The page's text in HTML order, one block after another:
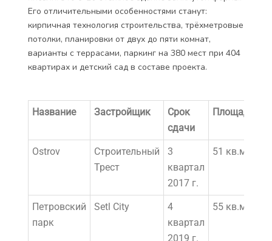
проект премиум-класса. Что архитекторы брали за
основу каноны скандинавского дизайна и северного
модерна. Что дольщиков хотят удивить
французскими балконами, большими окнами,
террасами и удобными планировками. Сейчас жильё
. Мы про него
писали
. Это 9-10-этажное здание замкнутой формы.
Его отличительными особенностями станут:
кирпичная технология строительства, трёхметровые
потолки, планировки от двух до пяти комнат,
варианты с террасами, паркинг на 380 мест при 404
квартирах и детский сад в составе проекта.